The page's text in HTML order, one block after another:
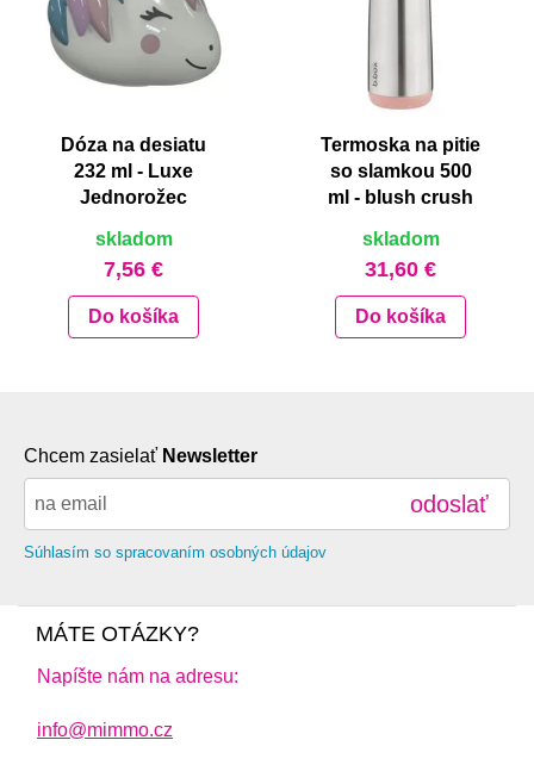
Dóza na desiatu
232 ml - Luxe
Jednorožec
skladom
7,56 €
Do košíka
Termoska na pitie
so slamkou 500
ml - blush crush
skladom
31,60 €
Do košíka
Chcem zasielať Newsletter
odoslať
Súhlasím so spracovaním osobných údajov
MÁTE OTÁZKY?
Napíšte nám na adresu:
info@mimmo.cz